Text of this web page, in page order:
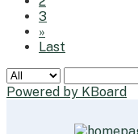
3
»
Last
Powered by KBoard